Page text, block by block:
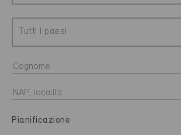
Tutti i paesi
Pianificazione